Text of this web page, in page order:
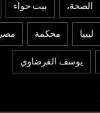
الصحة، بيت حواء
ليبيا محكمة مصر
يوسف القرضاوي